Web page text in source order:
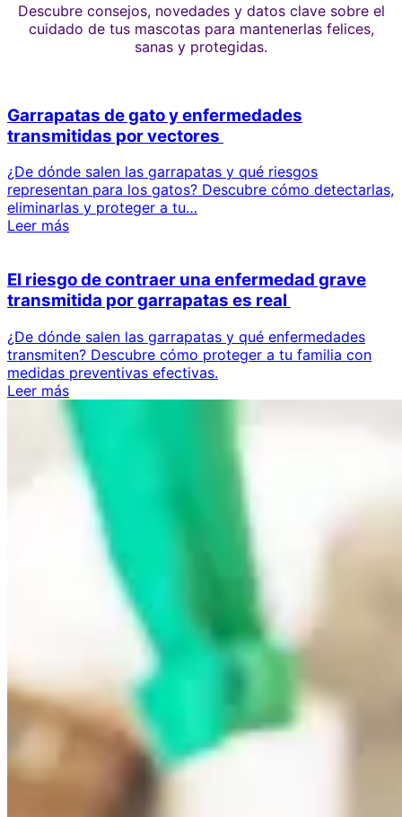
Descubre consejos, novedades y datos clave sobre el
cuidado de tus mascotas para mantenerlas felices,
sanas y protegidas.
Garrapatas de gato y enfermedades
transmitidas por vectores
¿De dónde salen las garrapatas y qué riesgos
representan para los gatos? Descubre cómo detectarlas,
eliminarlas y proteger a tu…
Leer más
El riesgo de contraer una enfermedad grave
transmitida por garrapatas es real
¿De dónde salen las garrapatas y qué enfermedades
transmiten? Descubre cómo proteger a tu familia con
medidas preventivas efectivas.
Leer más